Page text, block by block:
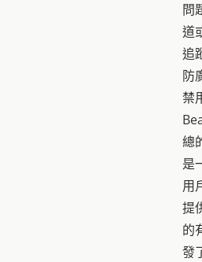
問
道
追
防
禁
總
是
用
提
的
發